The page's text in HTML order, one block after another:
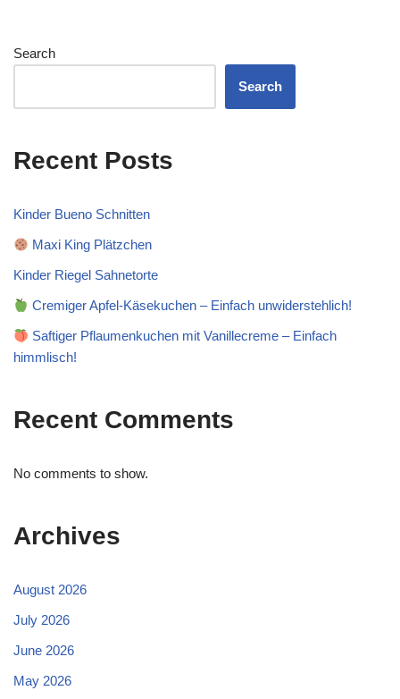
Search
Search
Recent Posts
Kinder Bueno Schnitten
Maxi King Plätzchen
Kinder Riegel Sahnetorte
Cremiger Apfel-Käsekuchen – Einfach unwiderstehlich!
Saftiger Pflaumenkuchen mit Vanillecreme – Einfach
himmlisch!
Recent Comments
No comments to show.
Archives
August 2026
July 2026
June 2026
May 2026